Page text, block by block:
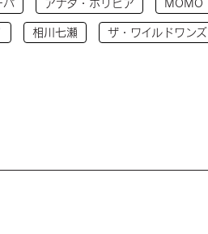
バ アナタ・ボリビア MOMO
相川七瀬 ザ・ワイルドワンズ